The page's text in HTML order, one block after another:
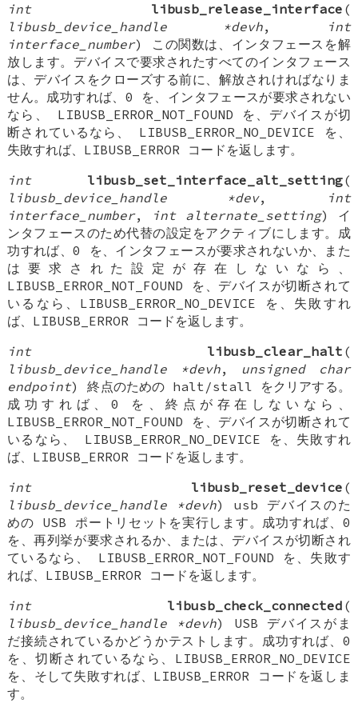
int
libusb_release_interface (
libusb_device_handle *devh,
int
interface_number) この関数は、インタフェースを解
放します。デバイスで要求されたすべてのインタフェース
は、デバイスをクローズする前に、解放されければなりま
せん。成功すれば、0 を、インタフェースが要求されない
なら、 LIBUSB_ERROR_NOT_FOUND を、デバイスが切
断されているなら、 LIBUSB_ERROR_NO_DEVICE を、
失敗すれば、LIBUSB_ERROR コードを返します。
int
libusb_set_interface_alt_setting(
libusb_device_handle *dev,
int
interface_number, int alternate_setting) イ
ンタフェースのため代替の設定をアクティブにします。成
功すれば、0 を、インタフェースが要求されないか、また
は要求された設定が存在しないなら、
LIBUSB_ERROR_NOT_FOUND を、デバイスが切断されて
いるなら、LIBUSB_ERROR_NO_DEVICE を、失敗すれ
ば、LIBUSB_ERROR コードを返します。
int
libusb_clear_halt (
libusb_device_handle *devh, unsigned char
endpoint) 終点のための halt/stall をクリアする。
成功すれば、0 を、終点が存在しないなら、
LIBUSB_ERROR_NOT_FOUND を、デバイスが切断されて
いるなら、 LIBUSB_ERROR_NO_DEVICE を、失敗すれ
ば、LIBUSB_ERROR コードを返します。
int
libusb_reset_device (
libusb_device_handle *devh) usb デバイスのた
めの USB ポートリセットを実行します。成功すれば、0
を、再列挙が要求されるか、または、デバイスが切断され
ているなら、 LIBUSB_ERROR_NOT_FOUND を、失敗す
れば、LIBUSB_ERROR コードを返します。
int
libusb_check_connected (
libusb_device_handle *devh) USB デバイスがま
だ接続されているかどうかテストします。成功すれば、0
を、切断されているなら、LIBUSB_ERROR_NO_DEVICE
を、そして失敗すれば、LIBUSB_ERROR コードを返しま
す。